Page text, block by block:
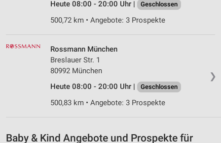
Heute 08:00 - 20:00 Uhr |
Geschlossen
500,72 km • Angebote: 3 Prospekte
❯
Rossmann München
Breslauer Str. 1
80992 München
Heute 08:00 - 20:00 Uhr |
Geschlossen
500,83 km • Angebote: 3 Prospekte
Baby & Kind Angebote und Prospekte für
Erstellung von Profilen zur Personalisierung
Messung der Werbeleistung
Messung der Performance von Inhalten
Analyse von Zielgruppen durch Statistiken oder
Entwicklung und Verbesserung der Angebote